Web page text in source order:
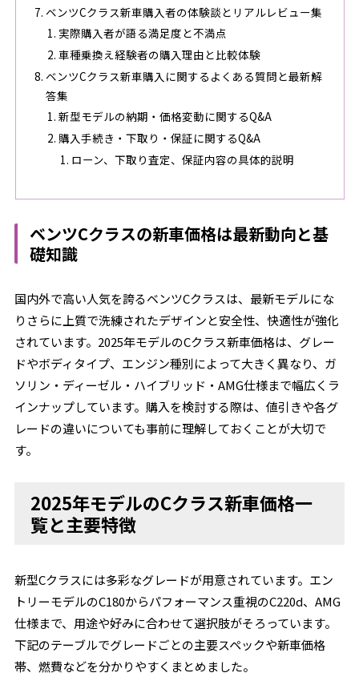
ベンツCクラス新車購入者の体験談とリアルレビュー集
実際購入者が語る満足度と不満点
車種乗換え経験者の購入理由と比較体験
ベンツCクラス新車購入に関するよくある質問と最新解
答集
新型モデルの納期・価格変動に関するQ&A
購入手続き・下取り・保証に関するQ&A
ローン、下取り査定、保証内容の具体的説明
ベンツCクラスの新車価格は最新動向と基
礎知識
国内外で高い人気を誇るベンツCクラスは、最新モデルにな
りさらに上質で洗練されたデザインと安全性、快適性が強化
されています。2025年モデルのCクラス新車価格は、グレー
ドやボディタイプ、エンジン種別によって大きく異なり、ガ
ソリン・ディーゼル・ハイブリッド・AMG仕様まで幅広くラ
インナップしています。購入を検討する際は、値引きや各グ
レードの違いについても事前に理解しておくことが大切で
す。
2025年モデルのCクラス新車価格一
覧と主要特徴
新型Cクラスには多彩なグレードが用意されています。エン
トリーモデルのC180からパフォーマンス重視のC220d、AMG
仕様まで、用途や好みに合わせて選択肢がそろっています。
下記のテーブルでグレードごとの主要スペックや新車価格
帯、燃費などを分かりやすくまとめました。